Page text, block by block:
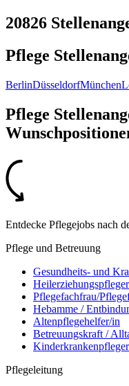
20826
Pflege
BerlinDüsseldorfMünchen
Pflege
Entdecke Pflegejobs nach
Pflege und Betreuung
Gesundheits- und
Pflegefachfrau/
Hebamme /
Altenpflegehelfer/in
Betreuungskraft /
Pflegeleitung